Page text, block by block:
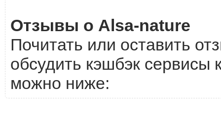
Отзывы о Alsa-nature
Почитать или оставить
обсудить кэшбэк сервисы
можно ниже: